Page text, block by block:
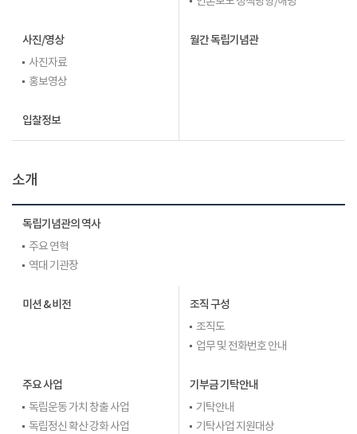
사진/영상
사진자료
홍보영상
월간 독립기념관
입찰정보
소개
독립기념관의 역사
주요 연혁
역대 기관장
미션 & 비전 조직 구성
조직도
업무 및 전화번호 안내
주요 사업
독립운동 가치 창출 사업
독립정신 확산 강화 사업
기부금 기탁안내
기탁안내
기탁사업 지원대상